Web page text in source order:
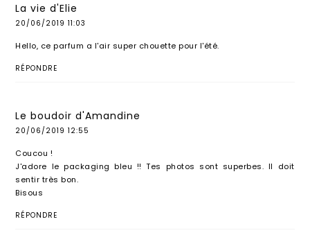
La vie d'Elie
20/06/2019 11:03
Hello, ce parfum a l'air super chouette pour l'été.
RÉPONDRE
Le boudoir d'Amandine
20/06/2019 12:55
Coucou !
J'adore le packaging bleu !! Tes photos sont superbes. Il doit
sentir très bon.
Bisous
RÉPONDRE